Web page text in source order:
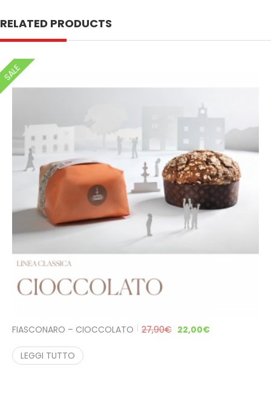
RELATED PRODUCTS
SALE
FIASCONARO – CIOCCOLATO 27,90€ 22,00€
LEGGI TUTTO